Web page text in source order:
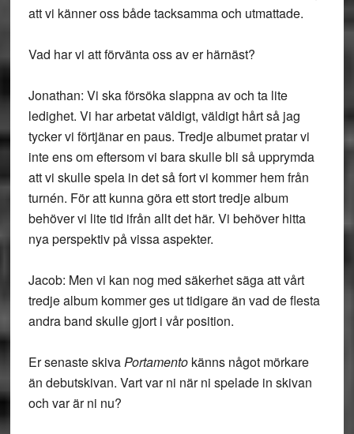
att vi känner oss både tacksamma och utmattade.
Vad har vi att förvänta oss av er härnäst?
Jonathan: Vi ska försöka slappna av och ta lite
ledighet. Vi har arbetat väldigt, väldigt hårt så jag
tycker vi förtjänar en paus. Tredje albumet pratar vi
inte ens om eftersom vi bara skulle bli så upprymda
att vi skulle spela in det så fort vi kommer hem från
turnén. För att kunna göra ett stort tredje album
behöver vi lite tid ifrån allt det här. Vi behöver hitta
nya perspektiv på vissa aspekter.
Jacob: Men vi kan nog med säkerhet säga att vårt
tredje album kommer ges ut tidigare än vad de flesta
andra band skulle gjort i vår position.
Er senaste skivaPortamentokänns något mörkare
än debutskivan. Vart var ni när ni spelade in skivan
och var är ni nu?